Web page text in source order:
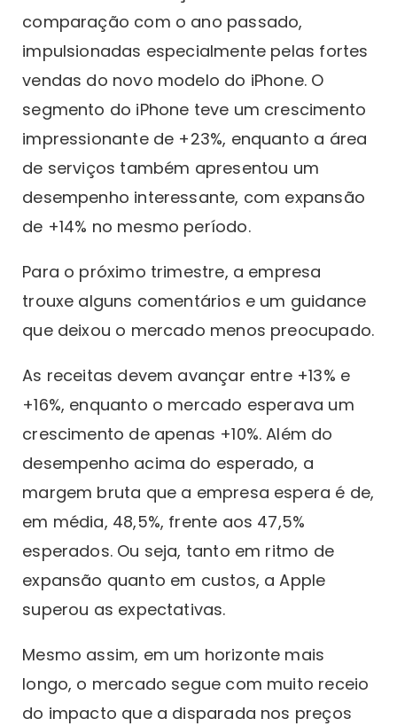
comparação com o ano passado,
impulsionadas especialmente pelas fortes
vendas do novo modelo do iPhone. O
segmento do iPhone teve um crescimento
impressionante de +23%, enquanto a área
de serviços também apresentou um
desempenho interessante, com expansão
de +14% no mesmo período.
Para o próximo trimestre, a empresa
trouxe alguns comentários e um guidance
que deixou o mercado menos preocupado.
As receitas devem avançar entre +13% e
+16%, enquanto o mercado esperava um
crescimento de apenas +10%. Além do
desempenho acima do esperado, a
margem bruta que a empresa espera é de,
em média, 48,5%, frente aos 47,5%
esperados. Ou seja, tanto em ritmo de
expansão quanto em custos, a Apple
superou as expectativas.
Mesmo assim, em um horizonte mais
longo, o mercado segue com muito receio
do impacto que a disparada nos preços